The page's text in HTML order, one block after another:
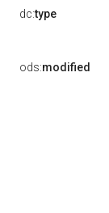
dc:type
ods:modified